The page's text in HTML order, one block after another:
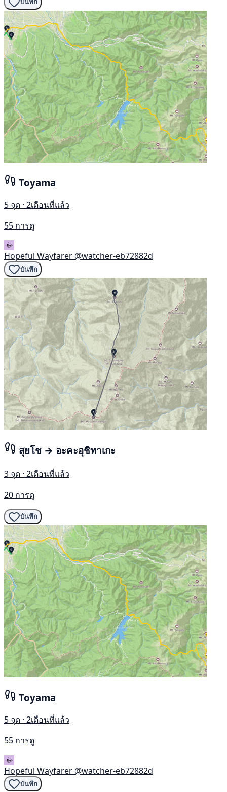
บันทึก
Toyama
5 จุด · 2เดือนที่แล้ว
55 การดู
Hopeful Wayfarer @watcher-eb72882d
บันทึก
สุยโช → อะคะอุชิทาเกะ
3 จุด · 2เดือนที่แล้ว
20 การดู
บันทึก
Toyama
5 จุด · 2เดือนที่แล้ว
55 การดู
Hopeful Wayfarer @watcher-eb72882d
บันทึก